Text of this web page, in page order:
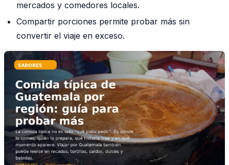
mercados y comedores locales.
Compartir porciones permite probar más sin
convertir el viaje en exceso.